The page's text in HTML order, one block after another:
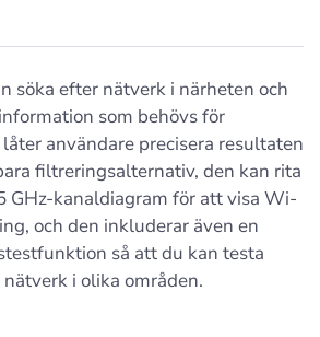
söka efter nätverk i närheten och
som behövs för
användare precisera resultaten
filtreringsalternativ, den kan rita
GHz-kanaldiagram för att visa Wi-
och den inkluderar även en
så att du kan testa
i olika områden.